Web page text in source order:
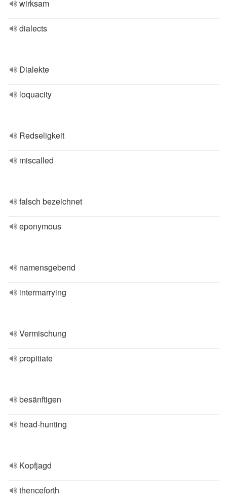
wirksam
dialects
Dialekte
loquacity
Redseligkeit
miscalled
falsch bezeichnet
eponymous
namensgebend
intermarrying
Vermischung
propitiate
besänftigen
head-hunting
Kopfjagd
thenceforth